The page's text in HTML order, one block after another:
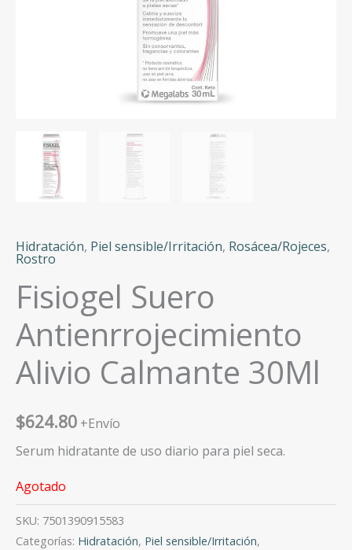
Hidratación, Piel sensible/Irritación, Rosácea/Rojeces,
Rostro
Fisiogel Suero
Antienrrojecimiento
Alivio Calmante 30Ml
$624.80 +Envío
Serum hidratante de uso diario para piel seca.
Agotado
SKU: 7501390915583
Categorías: Hidratación, Piel sensible/Irritación,